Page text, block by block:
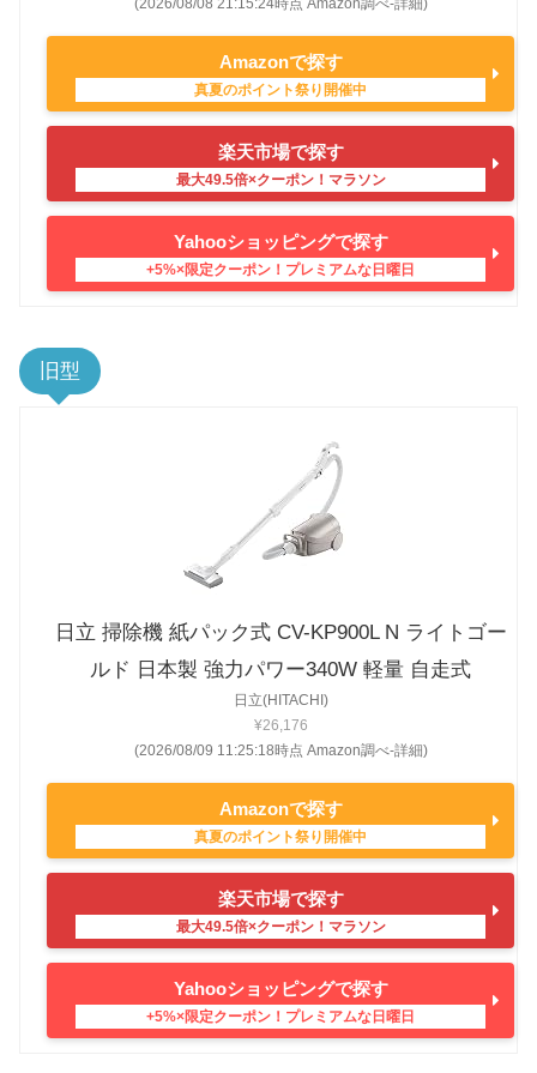
(2026/08/08 21:15:24時点 Amazon調べ-詳細)
Amazonで探す
楽天市場で探す
Yahooショッピングで探す
旧型
日立 掃除機 紙パック式 CV-KP900L N ライトゴー
ルド 日本製 強力パワー340W 軽量 自走式
日立(HITACHI)
¥26,176
(2026/08/09 11:25:18時点 Amazon調べ-詳細)
Amazonで探す
楽天市場で探す
Yahooショッピングで探す